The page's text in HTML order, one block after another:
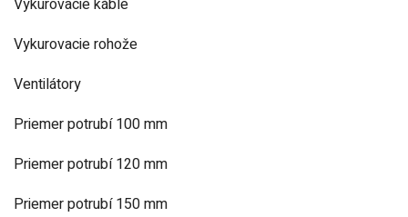
Vykurovacie káble
Vykurovacie rohože
Ventilátory
Priemer potrubí 100 mm
Priemer potrubí 120 mm
Priemer potrubí 150 mm